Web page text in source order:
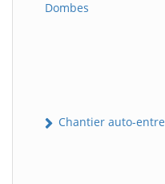
Dombes
Chantier auto-